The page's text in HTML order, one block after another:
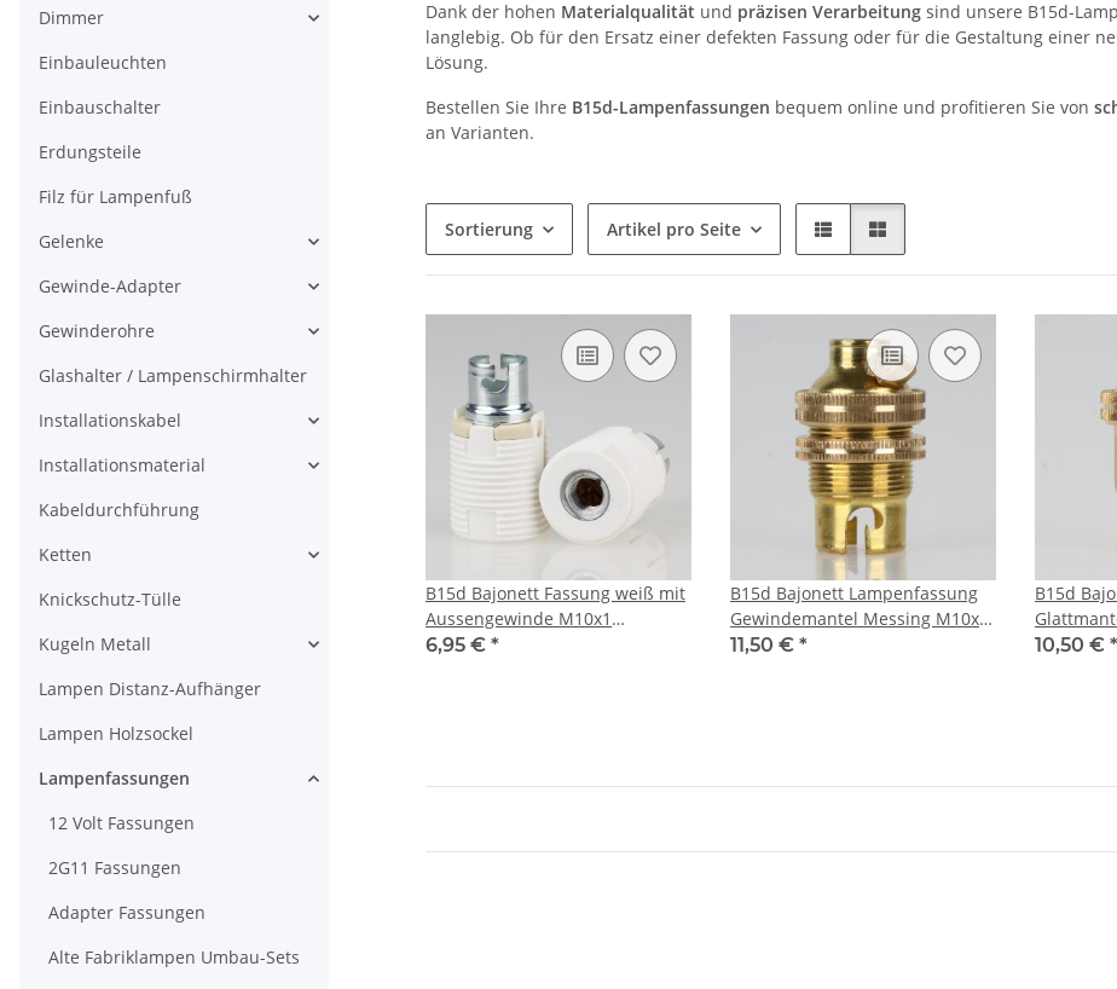
Dank der hohen Materialqualität und präzisen Verarbeitung sind unsere B15d-
langlebig. Ob für den Ersatz einer defekten Fassung oder für die Gestaltung einer
Lösung.
Bestellen Sie Ihre B15d-Lampenfassungen bequem online und profitieren Sie von
an Varianten.
Sortierung Artikel pro Seite
B15d Bajonett Fassung weiß mit
Aussengewinde M10x1
Innengewinde
6,95 € *
B15d Bajonett Lampenfassung
Gewindemantel Messing M10x1
IG 1 Schraubring und
11,50 € *
B15d
mit
10,50 € *
Dimmer
Einbauleuchten
Einbauschalter
Erdungsteile
Filz für Lampenfuß
Gelenke
Gewinde-Adapter
Gewinderohre
Glashalter / Lampenschirmhalter
Installationskabel
Installationsmaterial
Kabeldurchführung
Ketten
Knickschutz-Tülle
Kugeln Metall
Lampen Distanz-Aufhänger
Lampen Holzsockel
Lampenfassungen
12 Volt Fassungen
2G11 Fassungen
Adapter Fassungen
Alte Fabriklampen Umbau-Sets